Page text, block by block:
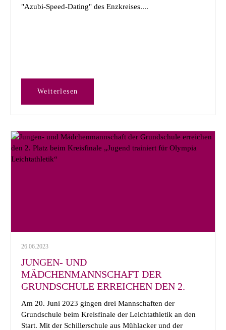
"Azubi-Speed-Dating" des Enzkreises....
Weiterlesen
26.06.2023
JUNGEN- UND
MÄDCHENMANNSCHAFT DER
GRUNDSCHULE ERREICHEN DEN 2.
PLATZ BEIM KREISFINALE „JUGEND
TRAINIERT FÜR OLYMPIA
LEICHTATHLETIK“
Am 20. Juni 2023 gingen drei Mannschaften der
Grundschule beim Kreisfinale der Leichtathletik an den
Start. Mit der Schillerschule aus Mühlacker und der